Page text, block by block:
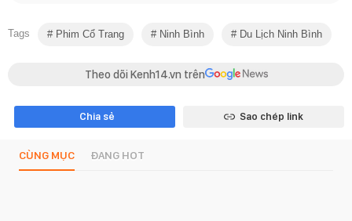
Tags Phim Cổ Trang Ninh Bình Du Lịch Ninh Bình
Theo dõi Kenh14.vn trên
Chia sẻ Sao chép link
CÙNG MỤC ĐANG HOT